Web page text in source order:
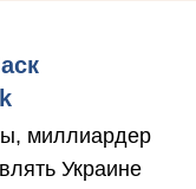
миллиардер
Украине